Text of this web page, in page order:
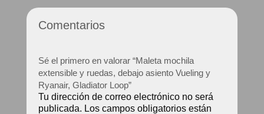
Comentarios
Sé el primero en valorar “Maleta mochila
extensible y ruedas, debajo asiento Vueling y
Ryanair, Gladiator Loop”
Tu dirección de correo electrónico no será
publicada. Los campos obligatorios están